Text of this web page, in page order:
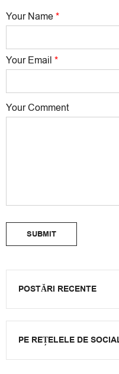
Your Name*
Your Email *
Your Comment
SUBMIT
POSTĂRI RECENTE
PE REȚELELE DE